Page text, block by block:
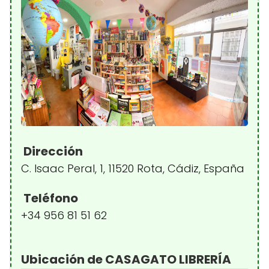
Dirección
C. Isaac Peral, 1, 11520 Rota, Cádiz, España
Teléfono
+34 956 81 51 62
Ubicación de CASAGATO LIBRERÍA